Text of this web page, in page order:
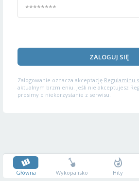
ZALOGUJ SIĘ
Zalogowanie oznacza akceptację Regulaminu
aktualnym brzmieniu. Jeśli nie akceptujesz
prosimy o niekorzystanie z serwisu.
Główna Wykopalisko Hity